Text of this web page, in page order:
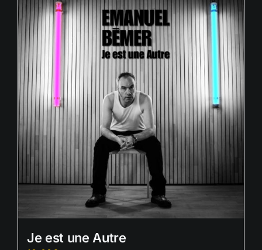
Je est une Autre